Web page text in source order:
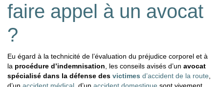
faire appel à un avocat
?
Eu égard à la technicité de l’évaluation du préjudice corporel et à
la procédure d’indemnisation , les conseils avisés d’un avocat
spécialisé dans la défense des victimes d’accident de la route